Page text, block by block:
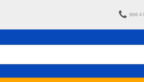
966